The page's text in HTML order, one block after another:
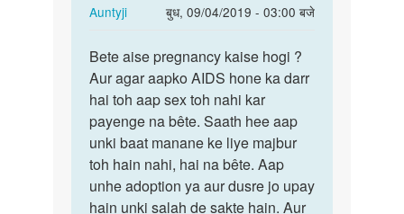
Auntyji
बुध, 09/04/2019 - 03:00 बजे
In
to
Madam
mere
ghar
k
pas
ek…
by
Bete
aise
pregnancy
kaise…
Bete aise pregnancy kaise hogi ?
Aur agar aapko AIDS hone ka darr
hai toh aap sex toh nahi kar
payenge na bête. Saath hee aap
unki baat manane ke liye majbur
toh hain nahi, hai na bête. Aap
unhe adoption ya aur dusre jo upay
hain unki salah de sakte hain. Aur